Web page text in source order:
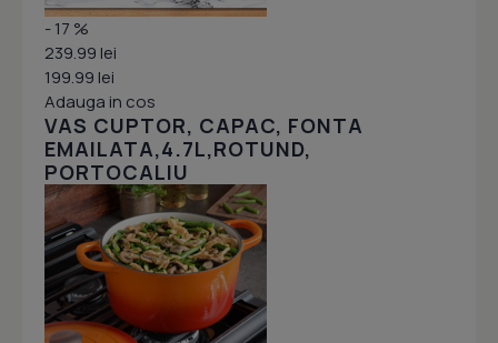
- 17 %
239.99 lei
199.99 lei
Adauga in cos
VAS CUPTOR, CAPAC, FONTA
EMAILATA,4.7L,ROTUND,
PORTOCALIU